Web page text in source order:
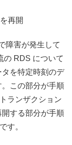
再開
障害が発生して
の RDS について
を特定時刻のデ
この部分が手順
ランザクション
する部分が手順
す。